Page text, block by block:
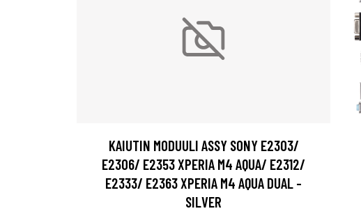
KAIUTIN MODUULI ASSY SONY E2303/
E2306/ E2353 XPERIA M4 AQUA/ E2312/
E2333/ E2363 XPERIA M4 AQUA DUAL -
SILVER